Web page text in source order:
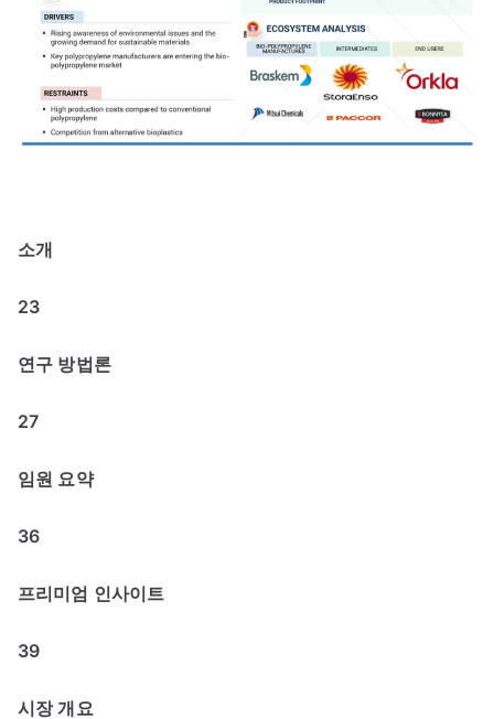
소개
23
연구 방법론
27
임원 요약
36
프리미엄 인사이트
39
시장 개요